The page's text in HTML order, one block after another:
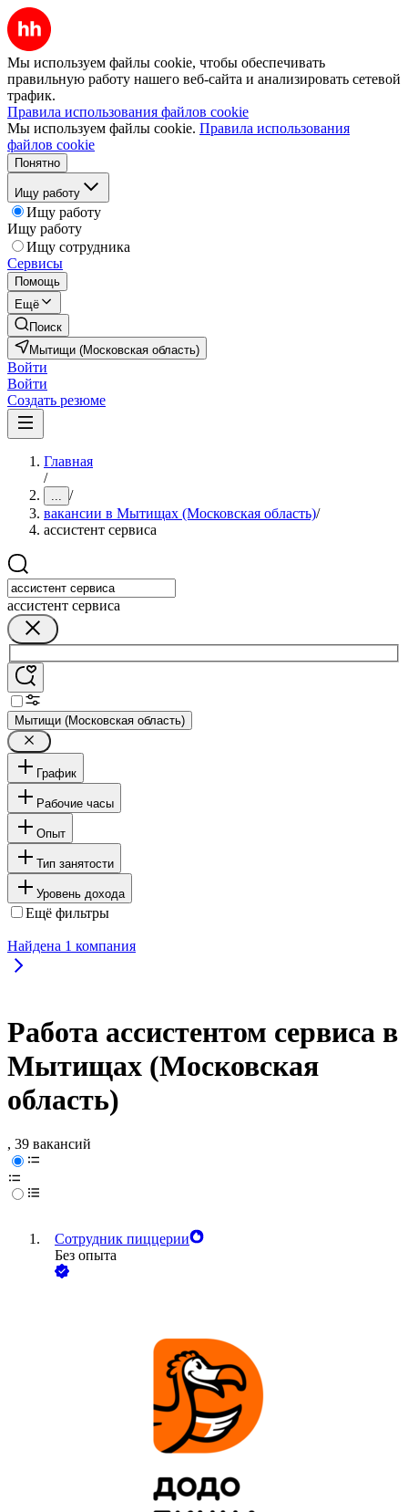
Мы используем файлы cookie, чтобы обеспечивать
правильную работу нашего веб-сайта и анализировать сетевой
трафик.
Правила использования файлов cookie
Мы используем файлы cookie. Правила использования
файлов cookie
Понятно
Ищу работу
Ищу работу
Ищу работу
Ищу сотрудника
Сервисы
Помощь
Ещё
Поиск
Мытищи (Московская область)
Войти
Войти
Создать резюме
Главная
/
... /
вакансии в Мытищах (Московская область)/
ассистент сервиса
ассистент сервиса
Мытищи (Московская область)
График
Рабочие часы
Опыт
Тип занятости
Уровень дохода
Ещё фильтры
Найдена 1 компания
Работа ассистентом сервиса в
Мытищах (Московская
область)
, 39 вакансий
Сотрудник пиццерии
Без опыта